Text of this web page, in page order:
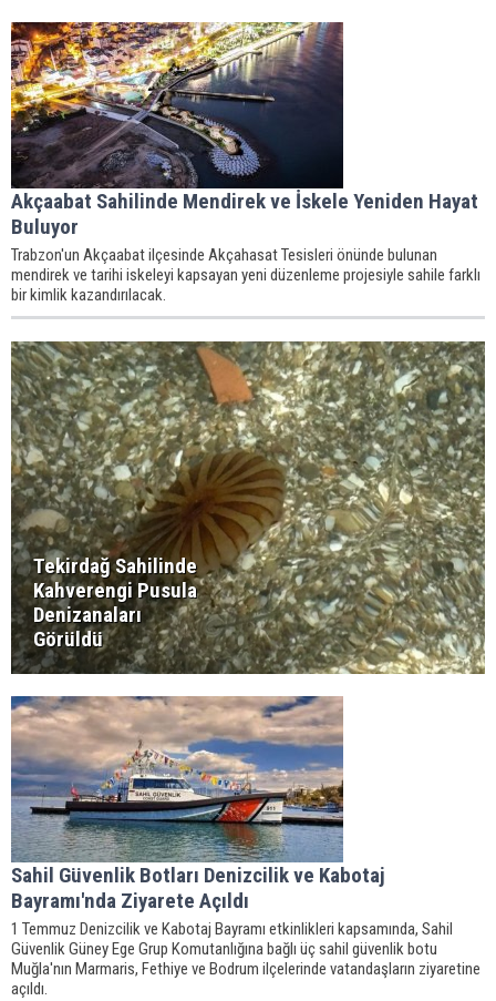
Akçaabat Sahilinde Mendirek ve İskele Yeniden Hayat
Buluyor
Trabzon'un Akçaabat ilçesinde Akçahasat Tesisleri önünde bulunan
mendirek ve tarihi iskeleyi kapsayan yeni düzenleme projesiyle sahile farklı
bir kimlik kazandırılacak.
Tekirdağ Sahilinde
Kahverengi Pusula
Denizanaları
Görüldü
Sahil Güvenlik Botları Denizcilik ve Kabotaj
Bayramı'nda Ziyarete Açıldı
1 Temmuz Denizcilik ve Kabotaj Bayramı etkinlikleri kapsamında, Sahil
Güvenlik Güney Ege Grup Komutanlığına bağlı üç sahil güvenlik botu
Muğla'nın Marmaris, Fethiye ve Bodrum ilçelerinde vatandaşların ziyaretine
açıldı.